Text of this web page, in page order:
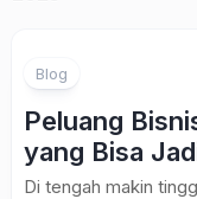
Blog
Peluang
yang Bisa
Di tengah makin